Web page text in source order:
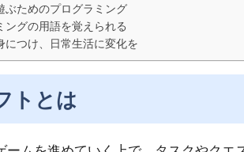
ぶためのプログラミング
ングの用語を覚えられる
につけ、日常生活に変化を
トとは